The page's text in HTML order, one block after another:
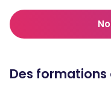
Des